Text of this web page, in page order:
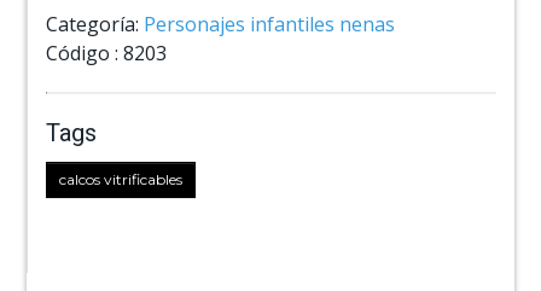
Categoría: Personajes infantiles nenas
Código : 8203
Tags
calcos vitrificables